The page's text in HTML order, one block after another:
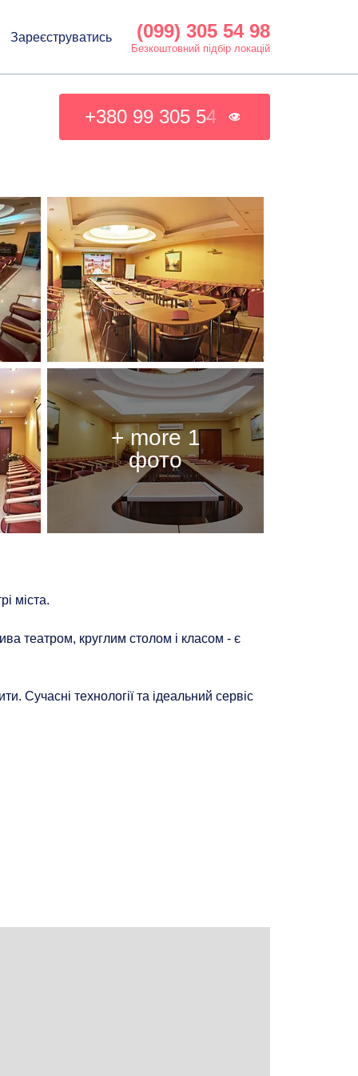
Зареєструватись (099) 305 54 98
Безкоштовний підбір локацій
+380 99 305 54
міста.
театром, круглим столом і класом - є
Сучасні технології та ідеальний сервіс